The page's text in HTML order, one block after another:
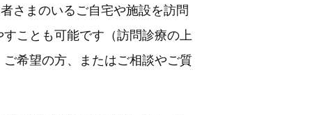
さまのいるご自宅や施設を訪問
ことも可能です（訪問診療の上
希望の方、またはご相談やご質